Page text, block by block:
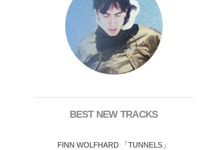
BEST NEW TRACKS
FINN WOLFHARD 「TUNNELS」